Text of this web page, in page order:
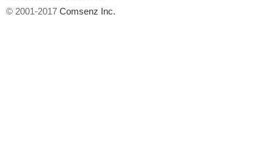
© 2001-2017 Comsenz Inc.